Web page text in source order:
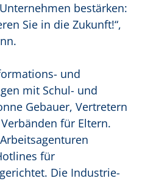
bestärken:
Sie in die Zukunft!“,
und
mit Schul- und
Gebauer, Vertretern
für Eltern.
für
Die Industrie-